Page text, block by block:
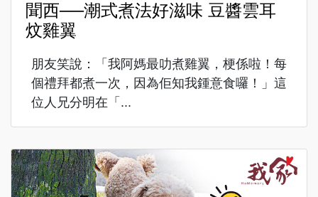
聞西──潮式煮法好滋味 豆醬雲耳
炆雞翼
朋友笑說：「我阿媽最叻煮雞翼，梗係啦！每
個禮拜都煮一次，因為佢知我鍾意食囉！」這
位人兄分明在「...